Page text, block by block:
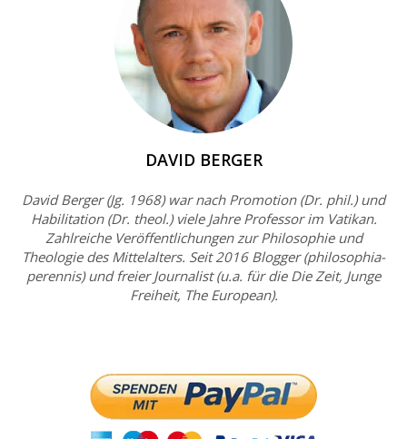
DAVID BERGER
David Berger (Jg. 1968) war nach Promotion (Dr. phil.) und
Habilitation (Dr. theol.) viele Jahre Professor im Vatikan.
Zahlreiche Veröffentlichungen zur Philosophie und
Theologie des Mittelalters. Seit 2016 Blogger (philosophia-
perennis) und freier Journalist (u.a. für die Die Zeit, Junge
Freiheit, The European).